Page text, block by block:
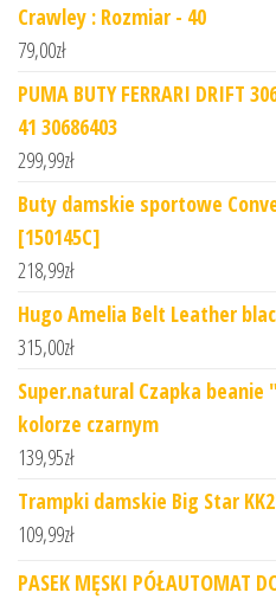
Crawley : Rozmiar - 40
79,00zł
PUMA BUTY FERRARI DRIFT
41 30686403
299,99zł
Buty damskie sportowe
[150145C]
218,99zł
Hugo Amelia Belt Leather
315,00zł
Super.natural Czapka
kolorze czarnym
139,95zł
Trampki damskie Big Star
109,99zł
PASEK MĘSKI PÓŁAUTOMAT